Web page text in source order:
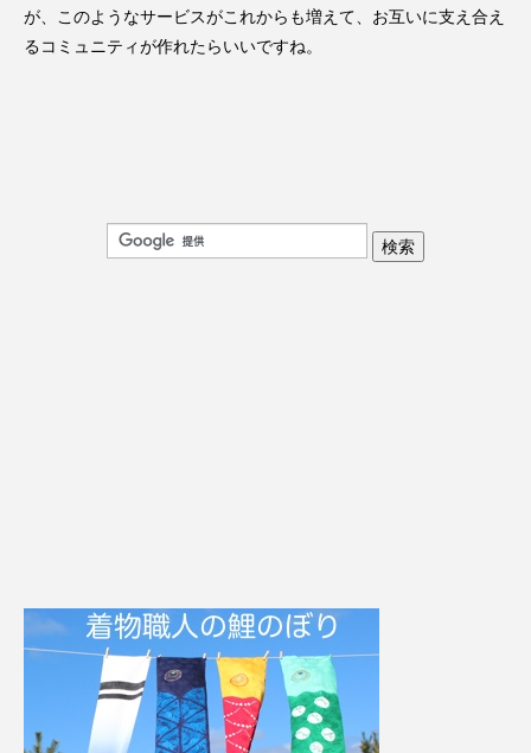
が、このようなサービスがこれからも増えて、お互いに支え合え
るコミュニティが作れたらいいですね。